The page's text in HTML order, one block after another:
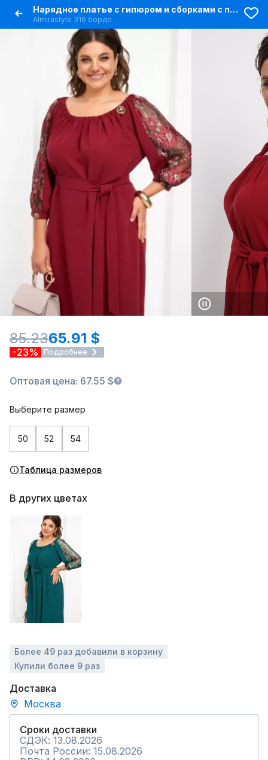
Нарядное платье с гипюром и сборками с поясом
Almirastyle 316 бордо
85.2365.91 $
-23% Подробнее
Оптовая цена: 67.55 $
Выберите размер
50 52 54
Таблица размеров
В других цветах
Более 49 раз добавили в корзину
Купили более 9 раз
Доставка
Москва
Сроки доставки
СДЭК: 13.08.2026
Почта России: 15.08.2026